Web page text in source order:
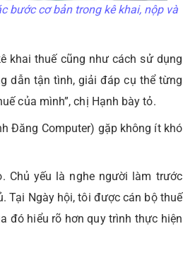
bước cơ bản trong kê khai, nộp và
khai thuế cũng như cách sử dụng
dẫn tận tình, giải đáp cụ thể từng
của mình”, chị Hạnh bày tỏ.
Đăng Computer) gặp không ít khó
Chủ yếu là nghe người làm trước
Tại Ngày hội, tôi được cán bộ thuế
đó hiểu rõ hơn quy trình thực hiện